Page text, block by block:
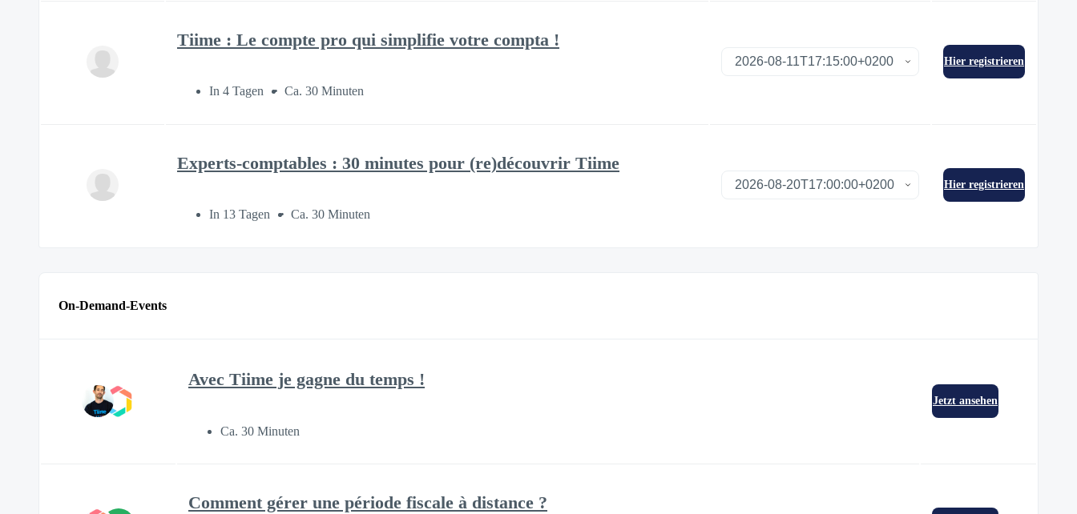
Tiime : Le compte pro qui simplifie votre compta !
In 4 Tagen Ca. 30 Minuten
Hier registrieren
Experts-comptables : 30 minutes pour (re)découvrir Tiime
In 13 Tagen Ca. 30 Minuten
Hier registrieren
On-Demand-Events
Avec Tiime je gagne du temps !
Ca. 30 Minuten
Jetzt ansehen
Comment gérer une période fiscale à distance ?